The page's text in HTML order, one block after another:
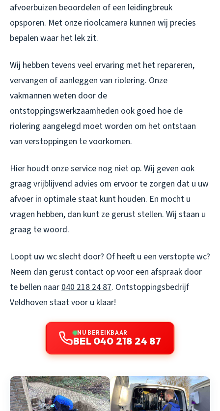
afvoerbuizen beoordelen of een leidingbreuk
opsporen. Met onze rioolcamera kunnen wij precies
bepalen waar het lek zit.
Wij hebben tevens veel ervaring met het repareren,
vervangen of aanleggen van riolering. Onze
vakmannen weten door de
ontstoppingswerkzaamheden ook goed hoe de
riolering aangelegd moet worden om het ontstaan
van verstoppingen te voorkomen.
Hier houdt onze service nog niet op. Wij geven ook
graag vrijblijvend advies om ervoor te zorgen dat u uw
afvoer in optimale staat kunt houden. En mocht u
vragen hebben, dan kunt ze gerust stellen. Wij staan u
graag te woord.
Loopt uw wc slecht door? Of heeft u een verstopte wc?
Neem dan gerust contact op voor een afspraak door
te bellen naar 040 218 24 87. Ontstoppingsbedrijf
Veldhoven staat voor u klaar!
NU BEREIKBAAR
BEL 040 218 24 87